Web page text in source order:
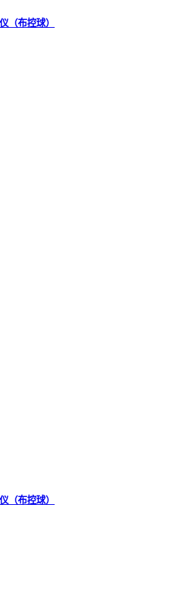
（布控球）
（布控球）